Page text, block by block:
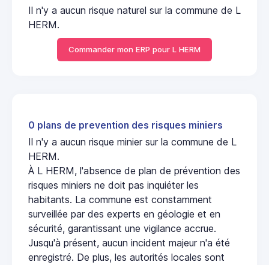
Il n'y a aucun risque naturel sur la commune de L
HERM.
Commander mon ERP pour L HERM
0 plans de prevention des risques miniers
Il n'y a aucun risque minier sur la commune de L
HERM.
À L HERM, l'absence de plan de prévention des
risques miniers ne doit pas inquiéter les
habitants. La commune est constamment
surveillée par des experts en géologie et en
sécurité, garantissant une vigilance accrue.
Jusqu'à présent, aucun incident majeur n'a été
enregistré. De plus, les autorités locales sont